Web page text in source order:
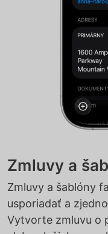
Zmluvy a
Zmluvy a šablóny
usporiadať a
Vytvorte zmluvu o